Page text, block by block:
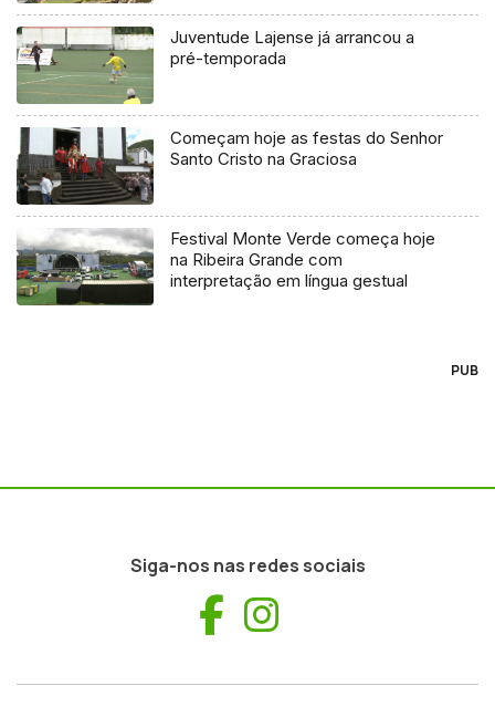
Juventude Lajense já arrancou a
pré-temporada
Começam hoje as festas do Senhor
Santo Cristo na Graciosa
Festival Monte Verde começa hoje
na Ribeira Grande com
interpretação em língua gestual
PUB
Siga-nos nas redes sociais
Facebook